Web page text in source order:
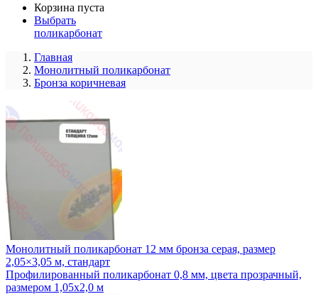
Корзина пуста
Выбрать
поликарбонат
Главная
Монолитный поликарбонат
Бронза коричневая
Монолитный поликарбонат 12 мм бронза серая, размер
2,05×3,05 м, стандарт
Профилированный поликарбонат 0,8 мм, цвета прозрачный,
размером 1,05x2,0 м